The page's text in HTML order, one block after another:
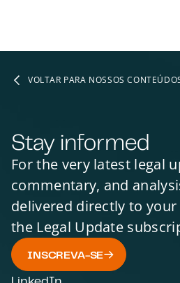
VOLTAR PARA NOSSOS
Stay informed
For the very latest legal
commentary, and
delivered directly to
the Legal Update
INSCREVA-SE